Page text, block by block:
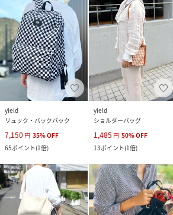
yield
リュック・バックパック
7,150 円 35%OFF
65ポイント(1倍)
yield
ショルダーバッグ
1,485 円 50%OFF
13ポイント(1倍)